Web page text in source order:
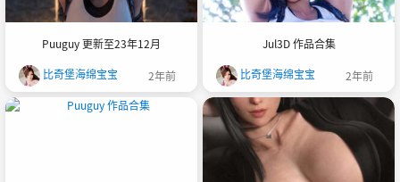
Puuguy 更新至23年12月
比奇堡海绵宝宝 2年前
Jul3D 作品合集
比奇堡海绵宝宝 2年前